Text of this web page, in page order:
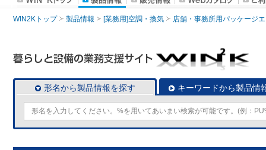
WIN2Kトップ 製品情報 [業務用]空調・換気 店舗・事務所用パッケージ
形名から製品情報を探す キーワードから製品情